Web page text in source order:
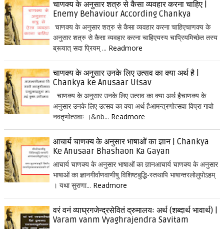
चाणक्य के अनुसार शत्रु से कैसा व्यवहार करना चाहिए |
Enemy Behaviour According Chankya
चाणक्य के अनुसार शत्रु से कैसा व्यवहार करना चाहिएचाणक्य के
अनुसार शत्रु से कैसा व्यवहार करना चाहिएयस्य चाप्रियमिच्छेत तस्य
ब्रूयात् सदा प्रियम् ... Readmore
चाणक्य के अनुसार उनके लिए उत्सव का क्या अर्थ है |
Chankya ke Anusaar Utsav
चाणक्य के अनुसार उनके लिए उत्सव का क्या अर्थ हैचाणक्य के
अनुसार उनके लिए उत्सव का क्या अर्थ हैआमन्त्रणोत्सवा विप्रा गावो
नवतृणोत्सवाः ।&nb... Readmore
आचार्य चाणक्य के अनुसार भाषाओं का ज्ञान | Chankya
Ke Anusaar Bhashaon Ka Gayan
आचार्य चाणक्य के अनुसार भाषाओं का ज्ञानआचार्य चाणक्य के अनुसार
भाषाओं का ज्ञानगीर्वाणवाणीषु विशिष्टबुद्धि-स्तथापि भाषान्तरलोलुपोऽहम्
। यथा सुराणा... Readmore
वरं वनं व्याघ्रगजेन्द्रसेवितं द्रुमालयः अर्थ (शब्दार्थ भावार्थ) |
Varam vanm Vyaghrajendra Savitam